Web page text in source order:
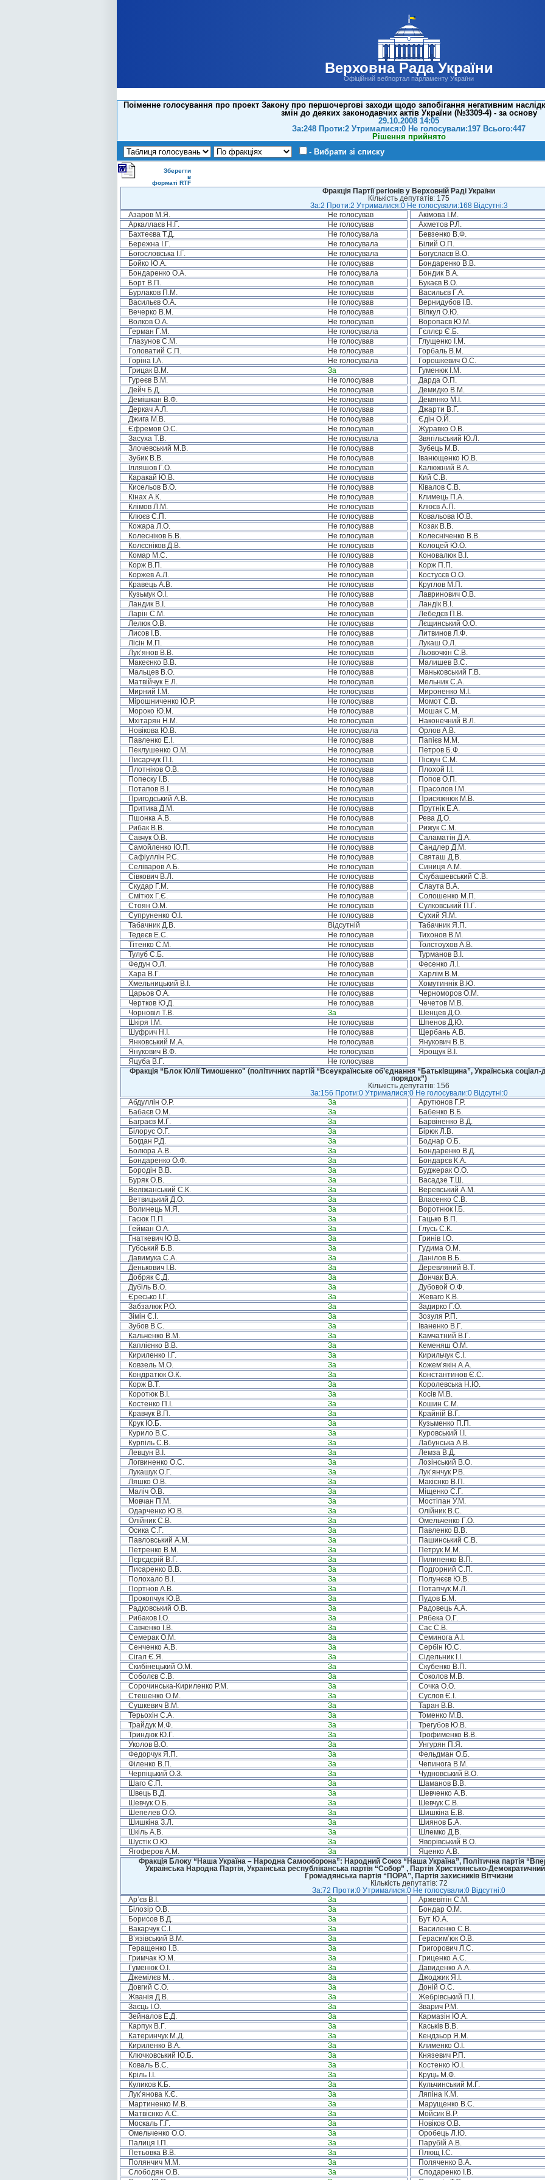
Верховна Рада України
Офіційний вебпортал парламенту України
Поіменне голосування про проект Закону про першочергові заходи щодо запобігання негативним
змін до деяких законодавчих актів України (№3309-4) - за основу
29.10.2008 14:05
За:248 Проти:2 Утрималися:0 Не голосували:197 Всього:447
Рішення прийнято
- Вибрати зі списку
Зберегти
в
форматі RTF
Фракція Партії регіонів у Верховній Раді України
Кількість депутатів: 175
За:2 Проти:2 Утрималися:0 Не голосували:168 Відсутні:3
Азаров М.Я.
Не голосував Акімова І.М.
Аркаллаєв Н.Г.
Не голосував Ахметов Р.Л.
Бахтеєва Т.Д.
Не голосувала Бевзенко В.Ф.
Бережна І.Г.
Не голосувала Білий О.П.
Богословська І.Г.
Не голосувала Богуслаєв В.О.
Бойко Ю.А.
Не голосував Бондаренко В.В.
Бондаренко О.А.
Не голосувала Бондик В.А.
Борт В.П.
Не голосував Букаєв В.О.
Бурлаков П.М.
Не голосував Васильєв Г.А.
Васильєв О.А.
Не голосував Вернидубов І.В.
Вечерко В.М.
Не голосував Вілкул О.Ю.
Волков О.А.
Не голосував Воропаєв Ю.М.
Герман Г.М.
Не голосувала Гєллєр Є.Б.
Глазунов С.М.
Не голосував Глущенко І.М.
Головатий С.П.
Не голосував Горбаль В.М.
Горіна І.А.
Не голосувала Горошкевич О.С.
Грицак В.М.
За Гуменюк І.М.
Гуреєв В.М.
Не голосував Дарда О.П.
Дейч Б.Д.
Не голосував Демидко В.М.
Демішкан В.Ф.
Не голосував Демянко М.І.
Деркач А.Л.
Не голосував Джарти В.Г.
Джига М.В.
Не голосував Єдін О.Й.
Єфремов О.С.
Не голосував Журавко О.В.
Засуха Т.В.
Не голосувала Звягільський Ю.Л.
Злочевський М.В.
Не голосував Зубець М.В.
Зубик В.В.
Не голосував Іванющенко Ю.В.
Ілляшов Г.О.
Не голосував Калюжний В.А.
Каракай Ю.В.
Не голосував Кий С.В.
Кисельов В.О.
Не голосував Ківалов С.В.
Кінах А.К.
Не голосував Климець П.А.
Клімов Л.М.
Не голосував Клюєв А.П.
Клюєв С.П.
Не голосував Ковальова Ю.В.
Кожара Л.О.
Не голосував Козак В.В.
Колесніков Б.В.
Не голосував Колесніченко В.В.
Колєсніков Д.В.
Не голосував Колоцей Ю.О.
Комар М.С.
Не голосував Коновалюк В.І.
Корж В.П.
Не голосував Корж П.П.
Коржев А.Л.
Не голосував Костусєв О.О.
Кравець А.В.
Не голосував Круглов М.П.
Кузьмук О.І.
Не голосував Лавринович О.В.
Ландик В.І.
Не голосував Ландік В.І.
Ларін С.М.
Не голосував Лебедєв П.В.
Лелюк О.В.
Не голосував Лєщинський О.О.
Лисов І.В.
Не голосував Литвинов Л.Ф.
Лісін М.П.
Не голосував Лукаш О.Л.
Лук’янов В.В.
Не голосував Льовочкін С.В.
Макеєнко В.В.
Не голосував Малишев В.С.
Мальцев В.О.
Не голосував Маньковський Г.В.
Матвійчук Е.Л.
Не голосував Мельник С.А.
Мирний І.М.
Не голосував Мироненко М.І.
Мірошниченко Ю.Р.
Не голосував Момот С.В.
Мороко Ю.М.
Не голосував Мошак С.М.
Мхітарян Н.М.
Не голосував Наконечний В.Л.
Новікова Ю.В.
Не голосувала Орлов А.В.
Павленко Е.І.
Не голосував Папієв М.М.
Пеклушенко О.М.
Не голосував Петров Б.Ф.
Писарчук П.І.
Не голосував Піскун С.М.
Плотніков О.В.
Не голосував Плохой І.І.
Попеску І.В.
Не голосував Попов О.П.
Потапов В.І.
Не голосував Прасолов І.М.
Пригодський А.В.
Не голосував Присяжнюк М.В.
Притика Д.М.
Не голосував Прутнік Е.А.
Пшонка А.В.
Не голосував Рева Д.О.
Рибак В.В.
Не голосував Рижук С.М.
Савчук О.В.
Не голосував Саламатін Д.А.
Самойленко Ю.П.
Не голосував Сандлер Д.М.
Сафіуллін Р.С.
Не голосував Святаш Д.В.
Селіваров А.Б.
Не голосував Синиця А.М.
Сівкович В.Л.
Не голосував Скубашевський С.В.
Скудар Г.М.
Не голосував Слаута В.А.
Смітюх Г.Є.
Не голосував Солошенко М.П.
Стоян О.М.
Не голосував Сулковський П.Г.
Супруненко О.І.
Не голосував Сухий Я.М.
Табачник Д.В.
Відсутній Табачник Я.П.
Тедеєв Е.С.
Не голосував Тихонов В.М.
Тітенко С.М.
Не голосував Толстоухов А.В.
Тулуб С.Б.
Не голосував Турманов В.І.
Федун О.Л.
Не голосував Фесенко Л.І.
Хара В.Г.
Не голосував Харлім В.М.
Хмельницький В.І.
Не голосував Хомутиннік В.Ю.
Царьов О.А.
Не голосував Черноморов О.М.
Чертков Ю.Д.
Не голосував Чечетов М.В.
Чорновіл Т.В.
За Шенцев Д.О.
Шкіря І.М.
Не голосував Шпенов Д.Ю.
Шуфрич Н.І.
Не голосував Щербань А.В.
Янковський М.А.
Не голосував Янукович В.В.
Янукович В.Ф.
Не голосував Ярощук В.І.
Яцуба В.Г.
Не голосував
Фракція “Блок Юлії Тимошенко" (політичних партій “Всеукраїнське об’єднання “Батьківщина”, Українська
порядок”)
Кількість депутатів: 156
За:156 Проти:0 Утрималися:0 Не голосували:0 Відсутні:0
Абдуллін О.Р.
За Арутюнов Г.Р.
Бабаєв О.М.
За Бабенко В.Б.
Баграєв М.Г.
За Барвіненко В.Д.
Білорус О.Г.
За Бірюк Л.В.
Богдан Р.Д.
За Боднар О.Б.
Болюра А.В.
За Бондаренко В.Д.
Бондаренко О.Ф.
За Бондарєв К.А.
Бородін В.В.
За Буджерак О.О.
Буряк О.В.
За Васадзе Т.Ш.
Веліжанський С.К.
За Веревський А.М.
Ветвицький Д.О.
За Власенко С.В.
Волинець М.Я.
За Воротнюк І.Б.
Гасюк П.П.
За Гацько В.П.
Гейман О.А.
За Глусь С.К.
Гнаткевич Ю.В.
За Гринів І.О.
Губський Б.В.
За Гудима О.М.
Давимука С.А.
За Данілов В.Б.
Денькович І.В.
За Деревляний В.Т.
Добряк Є.Д.
За Дончак В.А.
Дубіль В.О.
За Дубовой О.Ф.
Єресько І.Г.
За Жеваго К.В.
Забзалюк Р.О.
За Задирко Г.О.
Зімін Є.І.
За Зозуля Р.П.
Зубов В.С.
За Іваненко В.Г.
Кальченко В.М.
За Камчатний В.Г.
Каплієнко В.В.
За Кеменяш О.М.
Кириленко І.Г.
За Кирильчук Є.І.
Ковзель М.О.
За Кожем’якін А.А.
Кондратюк О.К.
За Константинов Є.С.
Корж В.Т.
За Королевська Н.Ю.
Коротюк В.І.
За Косів М.В.
Костенко П.І.
За Кошин С.М.
Кравчук В.П.
За Крайній В.Г.
Крук Ю.Б.
За Кузьменко П.П.
Курило В.С.
За Куровський І.І.
Курпіль С.В.
За Лабунська А.В.
Левцун В.І.
За Лемза В.Д.
Логвиненко О.С.
За Лозінський В.О.
Лукашук О.Г.
За Лук’янчук Р.В.
Ляшко О.В.
За Макієнко В.П.
Маліч О.В.
За Міщенко С.Г.
Мовчан П.М.
За Мостіпан У.М.
Одарченко Ю.В.
За Олійник В.С.
Олійник С.В.
За Омельченко Г.О.
Осика С.Г.
За Павленко В.В.
Павловський А.М.
За Пашинський С.В.
Петренко В.М.
За Петрук М.М.
Пєрєдєрій В.Г.
За Пилипенко В.П.
Писаренко В.В.
За Подгорний С.П.
Полохало В.І.
За Полунєєв Ю.В.
Портнов А.В.
За Потапчук М.Л.
Прокопчук Ю.В.
За Пудов Б.М.
Радковський О.В.
За Радовець А.А.
Рибаков І.О.
За Рябека О.Г.
Савченко І.В.
За Сас С.В.
Семерак О.М.
За Семинога А.І.
Сенченко А.В.
За Сербін Ю.С.
Сігал Є.Я.
За Сідельник І.І.
Скибінецький О.М.
За Скубенко В.П.
Соболєв С.В.
За Соколов М.В.
Сорочинська-Кириленко Р.М.
За Сочка О.О.
Стешенко О.М.
За Суслов Є.І.
Сушкевич В.М.
За Таран В.В.
Терьохін С.А.
За Томенко М.В.
Трайдук М.Ф.
За Трегубов Ю.В.
Триндюк Ю.Г.
За Трофименко В.В.
Уколов В.О.
За Унгурян П.Я.
Федорчук Я.П.
За Фельдман О.Б.
Філенко В.П.
За Чепинога В.М.
Черпіцький О.З.
За Чудновський В.О.
Шаго Є.П.
За Шаманов В.В.
Швець В.Д.
За Шевченко А.В.
Шевчук О.Б.
За Шевчук С.В.
Шепелев О.О.
За Шишкіна Е.В.
Шишкіна З.Л.
За Шиянов Б.А.
Шкіль А.В.
За Шлемко Д.В.
Шустік О.Ю.
За Яворівський В.О.
Ягоферов А.М.
За Яценко А.В.
Фракція Блоку “Наша Україна – Народна Самооборона”: Народний Союз “Наша Україна”, Політична партія
Українська Народна Партія, Українська республіканська партія “Собор” , Партія Християнсько-
Громадянська партія “ПОРА”, Партія захисників Вітчизни
Кількість депутатів: 72
За:72 Проти:0 Утрималися:0 Не голосували:0 Відсутні:0
Ар’єв В.І.
За Аржевітін С.М.
Білозір О.В.
За Бондар О.М.
Борисов В.Д.
За Бут Ю.А.
Вакарчук С.І.
За Василенко С.В.
В’язівський В.М.
За Герасим’юк О.В.
Геращенко І.В.
За Григорович Л.С.
Гримчак Ю.М.
За Гриценко А.С.
Гуменюк О.І.
За Давиденко А.А.
Джемілєв М. .
За Джоджик Я.І.
Довгий С.О.
За Доній О.С.
Жванія Д.В.
За Жебрівський П.І.
Заєць І.О.
За Зварич Р.М.
Зейналов Е.Д.
За Кармазін Ю.А.
Карпук В.Г.
За Каськів В.В.
Катеринчук М.Д.
За Кендзьор Я.М.
Кириленко В.А.
За Клименко О.І.
Ключковський Ю.Б.
За Князевич Р.П.
Коваль В.С.
За Костенко Ю.І.
Кріль І.І.
За Круць М.Ф.
Куликов К.Б.
За Кульчинський М.Г.
Лук’янова К.Є.
За Ляпіна К.М.
Мартиненко М.В.
За Марущенко В.С.
Матвієнко А.С.
За Мойсик В.Р.
Москаль Г.Г.
За Новіков О.В.
Омельченко О.О.
За Оробець Л.Ю.
Палиця І.П.
За Парубій А.В.
Петьовка В.В.
За Плющ І.С.
Полянчич М.М.
За Поляченко В.А.
Слободян О.В.
За Сподаренко І.В.